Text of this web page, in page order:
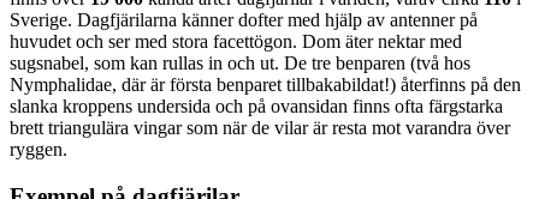
Sverige. Dagfjärilarna känner dofter med hjälp av antenner på
huvudet och ser med stora facettögon. Dom äter nektar med
sugsnabel, som kan rullas in och ut. De tre benparen (två hos
Nymphalidae, där är första benparet tillbakabildat!) återfinns på den
slanka kroppens undersida och på ovansidan finns ofta färgstarka
brett triangulära vingar som när de vilar är resta mot varandra över
ryggen.